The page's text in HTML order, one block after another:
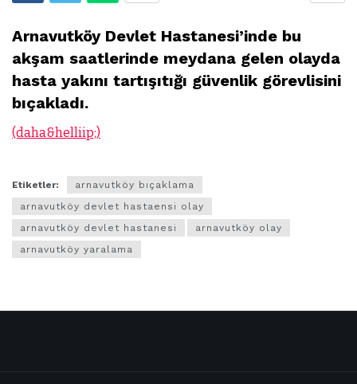
Arnavutköy Devlet Hastanesi’inde bu
akşam saatlerinde meydana gelen olayda
hasta yakını tartışıtığı güvenlik görevlisini
bıçakladı.
(daha&helliip;)
Etiketler:
arnavutköy bıçaklama
arnavutköy devlet hastaensi olay
arnavutköy devlet hastanesi
arnavutköy olay
arnavutköy yaralama